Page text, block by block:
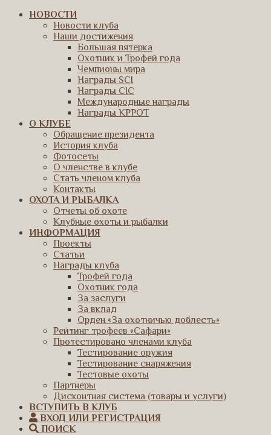
НОВОСТИ
Новости клуба
Наши достижения
Большая пятерка
Охотник и Трофей года
Чемпионы мира
Награды SCI
Награды CIC
Международные награды
Награды КРРОТ
О КЛУБЕ
Обращение президента
История клуба
Фотосеты
О членстве в клубе
Стать членом клуба
Контакты
ОХОТА И РЫБАЛКА
Отчеты об охоте
Клубные охоты и рыбалки
ИНФОРМАЦИЯ
Проекты
Статьи
Награды клуба
Трофей года
Охотник года
За заслуги
За вклад
Орден «За охотничью доблесть»
Рейтинг трофеев «Сафари»
Протестировано членами клуба
Тестирование оружия
Тестирование снаряжения
Тестовые охоты
Партнеры
Дисконтная система (товары и услуги)
ВСТУПИТЬ В КЛУБ
ВХОД ИЛИ РЕГИСТРАЦИЯ
ПОИСК